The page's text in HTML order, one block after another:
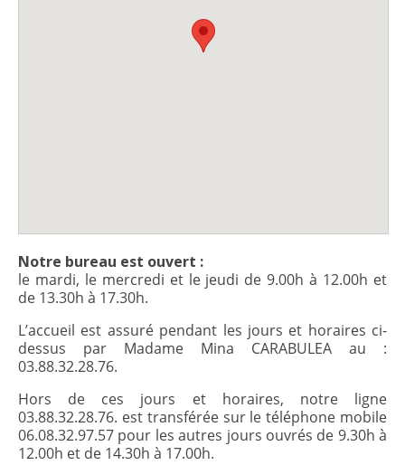
Notre bureau est ouvert :
le mardi, le mercredi et le jeudi de 9.00h à 12.00h et
de 13.30h à 17.30h.
L’accueil est assuré pendant les jours et horaires ci-
dessus par Madame Mina CARABULEA au :
03.88.32.28.76.
Hors de ces jours et horaires, notre ligne
03.88.32.28.76. est transférée sur le téléphone mobile
06.08.32.97.57 pour les autres jours ouvrés de 9.30h à
12.00h et de 14.30h à 17.00h.